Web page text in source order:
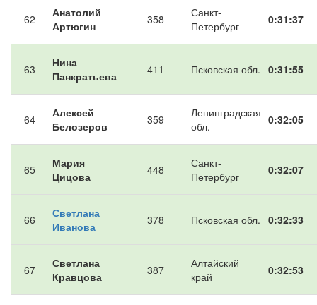
62
Анатолий
Артюгин
358
Санкт-
Петербург
0:31:37
63
Нина
Панкратьева
411 Псковская обл. 0:31:55
64
Алексей
Белозеров
359
Ленинградская
обл.
0:32:05
65
Мария
Цицова
448
Санкт-
Петербург
0:32:07
66
Светлана
Иванова
378 Псковская обл. 0:32:33
67
Светлана
Кравцова
387
Алтайский
край
0:32:53